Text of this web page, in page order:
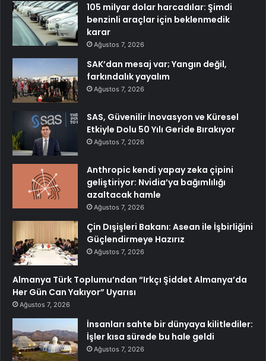
105 milyar dolar harcadılar: Şimdi
benzinli araçlar için beklenmedik
karar
Ağustos 7, 2026
SAK’dan mesaj var; Yangın değil,
farkındalık yayalım
Ağustos 7, 2026
SAS, Güvenilir İnovasyon ve Küresel
Etkiyle Dolu 50 Yılı Geride Bırakıyor
Ağustos 7, 2026
Anthropic kendi yapay zeka çipini
geliştiriyor: Nvidia’ya bağımlılığı
azaltacak hamle
Ağustos 7, 2026
Çin Dışişleri Bakanı: Asean ile İşbirliğini
Güçlendirmeye Hazırız
Ağustos 7, 2026
Almanya Türk Toplumu’ndan “Irkçı Şiddet Almanya’da
Her Gün Can Yakıyor” Uyarısı
Ağustos 7, 2026
İnsanları sahte bir dünyaya kilitlediler:
İşler kısa sürede bu hale geldi
Ağustos 7, 2026